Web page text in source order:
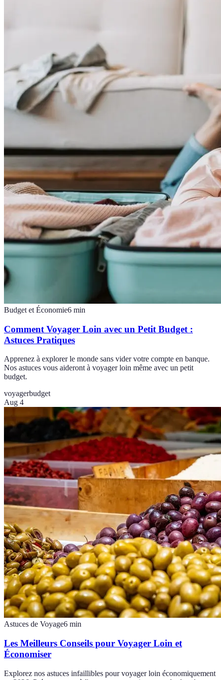
Budget et Économie6 min
Comment Voyager Loin avec un Petit Budget :
Astuces Pratiques
Apprenez à explorer le monde sans vider votre compte en banque.
Nos astuces vous aideront à voyager loin même avec un petit
budget.
voyagerbudget
Aug 4
Astuces de Voyage6 min
Les Meilleurs Conseils pour Voyager Loin et
Économiser
Explorez nos astuces infaillibles pour voyager loin économiquement